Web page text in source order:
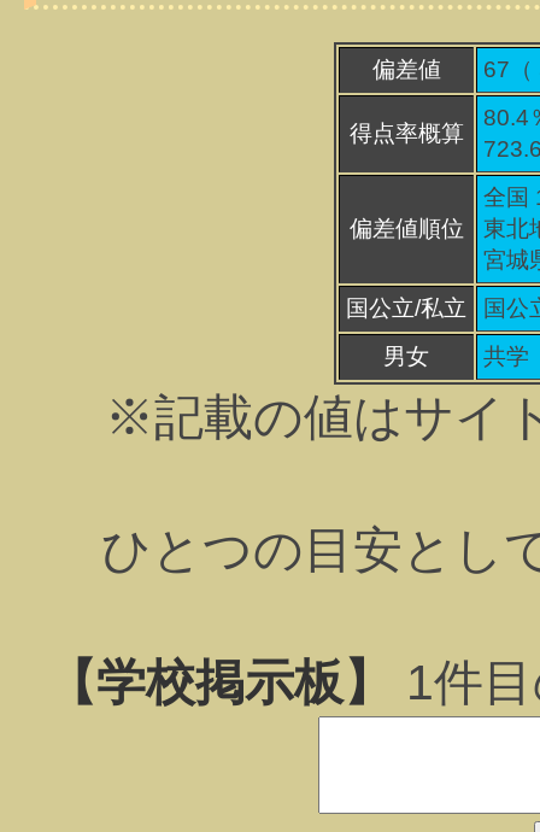
偏差値 67（
得点率概算
80.4
偏差値順位
全国
東北
宮城
国公立/私立
国公
男女
共学
※記載の値はサイ
ひとつの目安とし
【学校掲示板】 1件